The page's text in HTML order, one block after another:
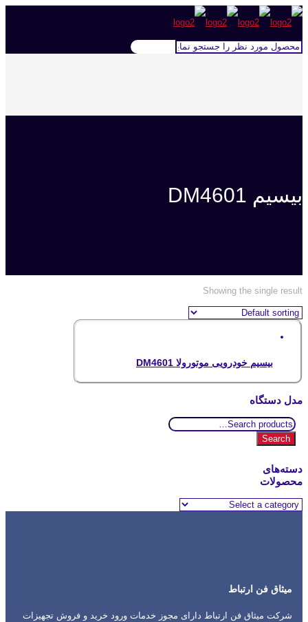
بیسیم DM4601
Showing the single result
بیسیم خودرویی موتورولا DM4601
مدل دستگاه
Search
for:
Search
دسته‌های
محصولات
میثاق فن ارتباط
شرکت میثاق فن ارتباط دارای مجوز خدمات ورود خرید و فروش تجهیزات